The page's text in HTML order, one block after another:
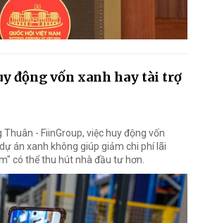
động vốn xanh hay tài trợ
- FiinGroup, việc huy động vốn
án xanh không giúp giảm chi phí lãi
có thể thu hút nhà đầu tư hơn.